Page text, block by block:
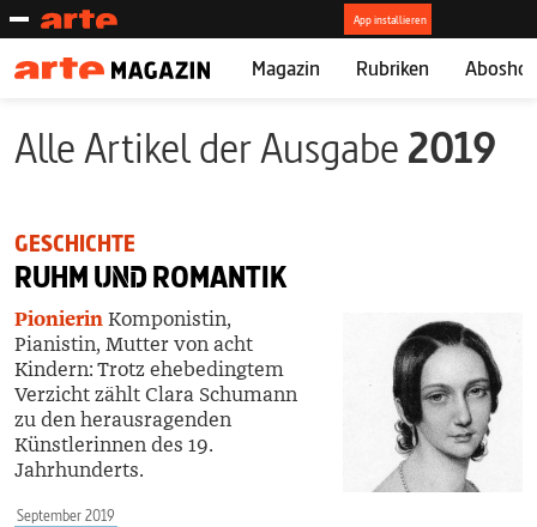
Magazin Rubriken
Alle Artikel der Ausgabe2019
GESCHICHTE
RUHMUNDROMANTIK
PionierinKomponistin,
Pianistin, Mutter von acht
Kindern: Trotz ehebedingtem
Verzicht zählt Clara Schumann
zu den herausragenden
Künstlerinnen des 19.
Jahrhunderts.
September 2019